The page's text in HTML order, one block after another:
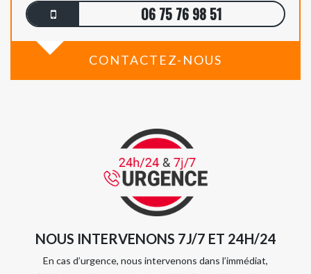
06 75 76 98 51
CONTACTEZ-NOUS
NOUS INTERVENONS 7J/7 ET 24H/24
En cas d’urgence, nous intervenons dans l’immédiat,